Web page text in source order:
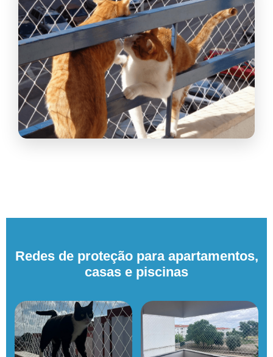
Redes de proteção para apartamentos,
casas e piscinas